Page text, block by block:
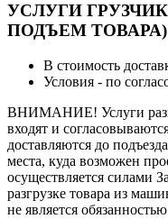
УСЛУГИ
ПОДЪЕМ ТОВАРА)
В стоимость
Условия - по
ВНИМАНИЕ! Услуги
входят и
доставляются до
места, куда возможен
осуществляется силами
разгрузке товара из
не является